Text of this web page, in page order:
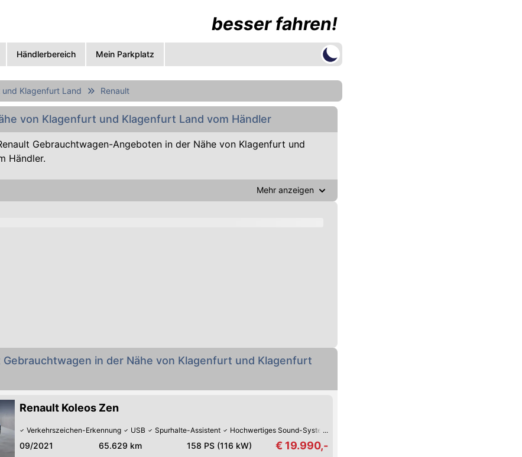
besser fahren!
Händlerbereich Mein Parkplatz
und Klagenfurt Land Renault
von Klagenfurt und Klagenfurt Land vom Händler
Gebrauchtwagen-Angeboten in der Nähe von Klagenfurt und
Händler.
Mehr anzeigen
Gebrauchtwagen in der Nähe von Klagenfurt und Klagenfurt
Renault Koleos Zen
Verkehrszeichen-Erkennung USB Spurhalte-Assistent Hochwertiges Sound-System
09/2021 65.629 km 158 PS (116 kW) € 19.990,-